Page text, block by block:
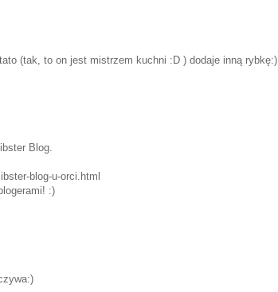
(tak, to on jest mistrzem kuchni :D ) dodaje inną rybkę:)
Blog.
blog-u-orci.html
:)